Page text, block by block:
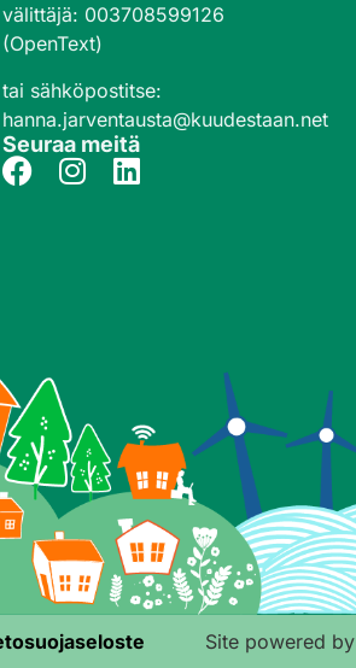
välittäjä: 003708599126
(OpenText)
tai sähköpostitse:
hanna.jarventausta@kuudestaan.net
Seuraa meitä
Site powered by